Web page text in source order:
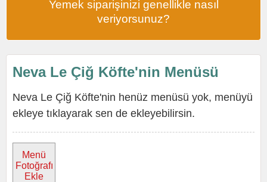
Yemek siparişinizi genellikle nasıl
veriyorsunuz?
Neva Le Çiğ Köfte'nin Menüsü
Neva Le Çiğ Köfte'nin henüz menüsü yok, menüyü
ekleye tıklayarak sen de ekleyebilirsin.
Menü
Fotoğrafı
Ekle